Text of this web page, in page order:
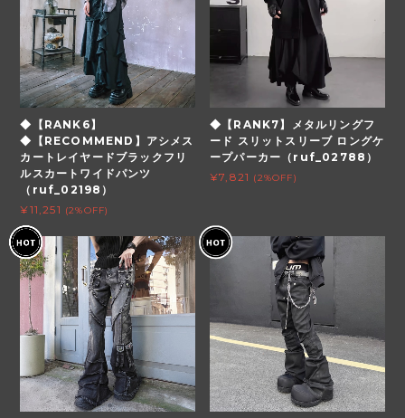
◆【RANK6】
◆【RECOMMEND】アシメス
カートレイヤードブラックフリ
ルスカートワイドパンツ
（ruf_02198）
¥11,251 (2%OFF)
◆【RANK7】メタルリングフ
ード スリットスリーブ ロングケ
ープパーカー（ruf_02788）
¥7,821 (2%OFF)